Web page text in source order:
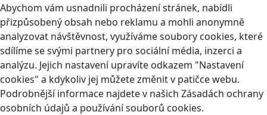
Abychom vám usnadnili procházení stránek, nabídli
přizpůsobený obsah nebo reklamu a mohli anonymně
analyzovat návštěvnost, využíváme soubory cookies, které
sdílíme se svými partnery pro sociální média, inzerci a
analýzu. Jejich nastavení upravíte odkazem "Nastavení
cookies" a kdykoliv jej můžete změnit v patičce webu.
Podrobnější informace najdete v našich Zásadách ochrany
osobních údajů a používání souborů cookies.